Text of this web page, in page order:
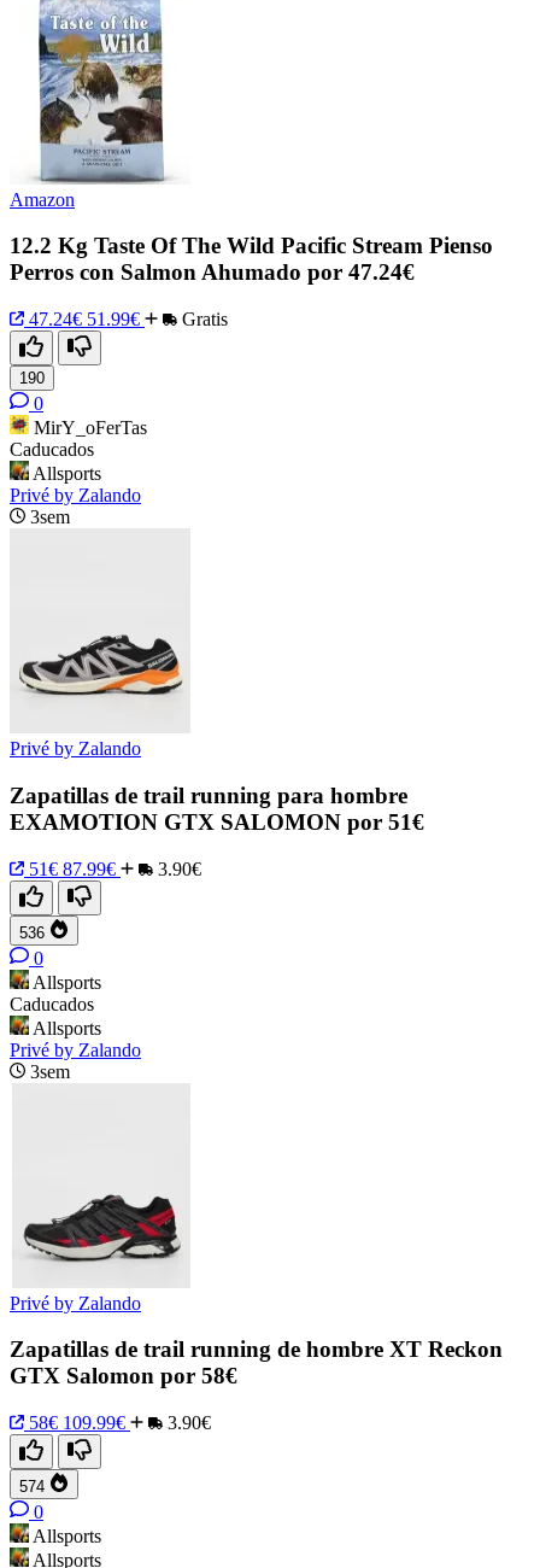
Amazon
12.2 Kg Taste Of The Wild Pacific Stream Pienso
Perros con Salmon Ahumado por 47.24€
47.24€ 51.99€ Gratis
190
0
MirY_oFerTas
Caducados
Allsports
Privé by Zalando
3sem
Privé by Zalando
Zapatillas de trail running para hombre
EXAMOTION GTX SALOMON por 51€
51€ 87.99€ 3.90€
536
0
Allsports
Caducados
Allsports
Privé by Zalando
3sem
Privé by Zalando
Zapatillas de trail running de hombre XT Reckon
GTX Salomon por 58€
58€ 109.99€ 3.90€
574
0
Allsports
Allsports